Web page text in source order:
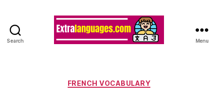
Search Menu
Categories
FRENCH VOCABULARY